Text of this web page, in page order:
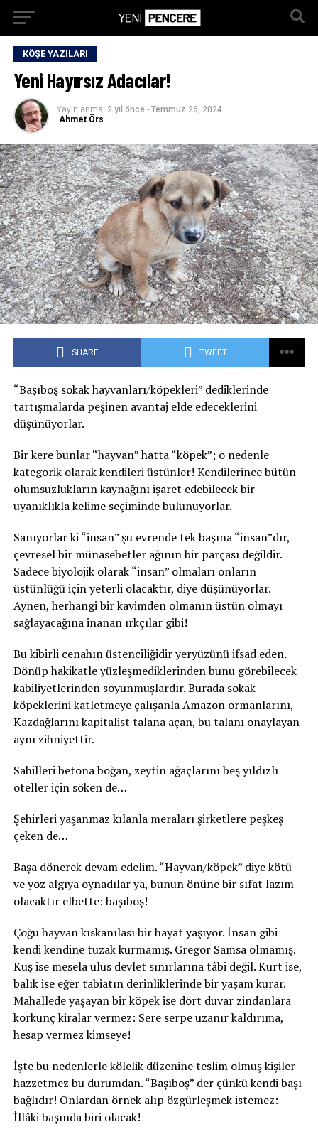
KÖŞE YAZILARI
Yeni Hayırsız Adacılar!
Yayınlanma: 2 yıl önce - Temmuz 26, 2024
Ahmet Örs
SHARE TWEET
“Başıboş sokak hayvanları/köpekleri” dediklerinde
tartışmalarda peşinen avantaj elde edeceklerini
düşünüyorlar.
Bir kere bunlar “hayvan” hatta “köpek”; o nedenle
kategorik olarak kendileri üstünler! Kendilerince bütün
olumsuzlukların kaynağını işaret edebilecek bir
uyanıklıkla kelime seçiminde bulunuyorlar.
Sanıyorlar ki “insan” şu evrende tek başına “insan”dır,
çevresel bir münasebetler ağının bir parçası değildir.
Sadece biyolojik olarak “insan” olmaları onların
üstünlüğü için yeterli olacaktır, diye düşünüyorlar.
Aynen, herhangi bir kavimden olmanın üstün olmayı
sağlayacağına inanan ırkçılar gibi!
Bu kibirli cenahın üstenciliğidir yeryüzünü ifsad eden.
Dönüp hakikatle yüzleşmediklerinden bunu görebilecek
kabiliyetlerinden soyunmuşlardır. Burada sokak
köpeklerini katletmeye çalışanla Amazon ormanlarını,
Kazdağlarını kapitalist talana açan, bu talanı onaylayan
aynı zihniyettir.
Sahilleri betona boğan, zeytin ağaçlarını beş yıldızlı
oteller için söken de…
Şehirleri yaşanmaz kılanla meraları şirketlere peşkeş
çeken de…
Başa dönerek devam edelim. “Hayvan/köpek” diye kötü
ve yoz algıya oynadılar ya, bunun önüne bir sıfat lazım
olacaktır elbette: başıboş!
Çoğu hayvan kıskanılası bir hayat yaşıyor. İnsan gibi
kendi kendine tuzak kurmamış. Gregor Samsa olmamış.
Kuş ise mesela ulus devlet sınırlarına tâbi değil. Kurt ise,
balık ise eğer tabiatın derinliklerinde bir yaşam kurar.
Mahallede yaşayan bir köpek ise dört duvar zindanlara
korkunç kiralar vermez: Sere serpe uzanır kaldırıma,
hesap vermez kimseye!
İşte bu nedenlerle kölelik düzenine teslim olmuş kişiler
hazzetmez bu durumdan. “Başıboş” der çünkü kendi başı
bağlıdır! Onlardan örnek alıp özgürleşmek istemez:
İllâki başında biri olacak!